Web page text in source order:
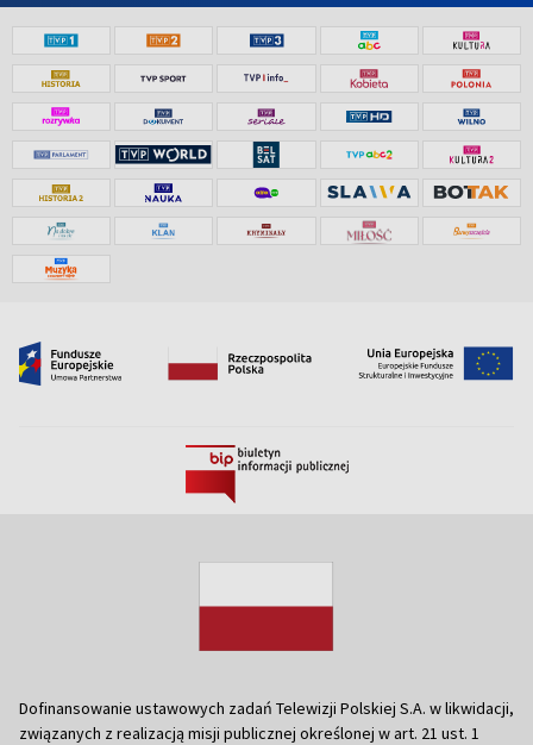
Dofinansowanie ustawowych zadań Telewizji Polskiej S.A. w likwidacji,
związanych z realizacją misji publicznej określonej w art. 21 ust. 1